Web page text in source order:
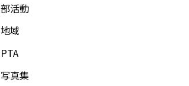
部活動
地域
PTA
写真集